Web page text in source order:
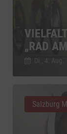
„RAD
Di., 4. Aug.
Salzburg